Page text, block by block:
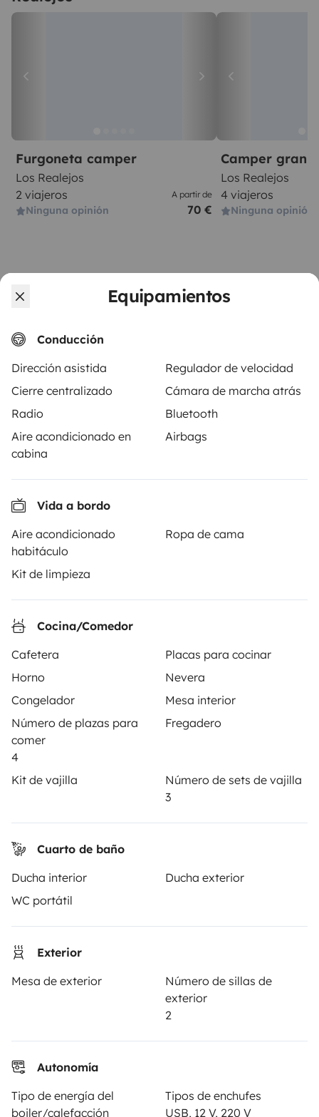
Equipamientos
Conducción
Dirección asistida
Regulador de velocidad
Cierre centralizado
Cámara de marcha atrás
Radio
Bluetooth
Aire acondicionado en
cabina
Airbags
Vida a bordo
Aire acondicionado
habitáculo
Ropa de cama
Kit de limpieza
Cocina/Comedor
Cafetera
Placas para cocinar
Horno
Nevera
Congelador
Mesa interior
Número de plazas para
comer
4
Fregadero
Kit de vajilla
Número de sets de vajilla
3
Cuarto de baño
Ducha interior
Ducha exterior
WC portátil
Exterior
Mesa de exterior
Número de sillas de
exterior
2
Autonomía
Tipo de energía del
boiler/calefacción
Tipos de enchufes
USB, 12 V, 220 V
Furgoneta camper
Los Realejos
2 viajeros
Ninguna opinión
A partir de
70 €
Camper gran
Los Realejos
4 viajeros
Ninguna opinión
80 € /día
Yescapa es una plataforma que facilita y asegura el
alquiler de autocaravanas y furgonetas campers entre
intermediario de confianza y propone una solución
llave en mano para unas vacaciones en total libertad y
seguridad.
3.84/5 sobre 1170 opiniones de usuarios en Trusted
Shops
Instagram
X
ALQUILER AUTOCARAVANAS
¿Cómo funciona?
Alquilar una autocaravana
Tus primeros pasos en autocaravana
Las opiniones de nuestros usuarios
PROPIETARIOS
Anunciar un vehículo
Medios de pago seguros Pago en varios plazos